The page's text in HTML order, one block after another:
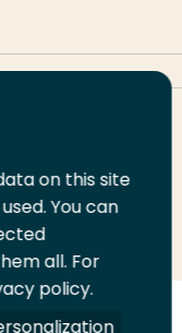
on this site
You can
all. For
policy.